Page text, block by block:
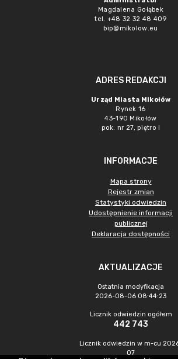
Magdalena Gołąbek
tel. +48 32 32 48 409
bip@mikolow.eu
ADRES REDAKCJI
Urząd Miasta Mikołów
Rynek 16
43-190 Mikołów
pok. nr 27, piętro I
INFORMACJE
Mapa strony
Rejestr zmian
Statystyki odwiedzin
Udostępnienie informacji
publicznej
Deklaracja dostępności
AKTUALIZACJE
Ostatnia modyfikacja
2026-08-06 08:44:23
Licznik odwiedzin ogółem
442 743
Licznik odwiedzin w m-cu
07